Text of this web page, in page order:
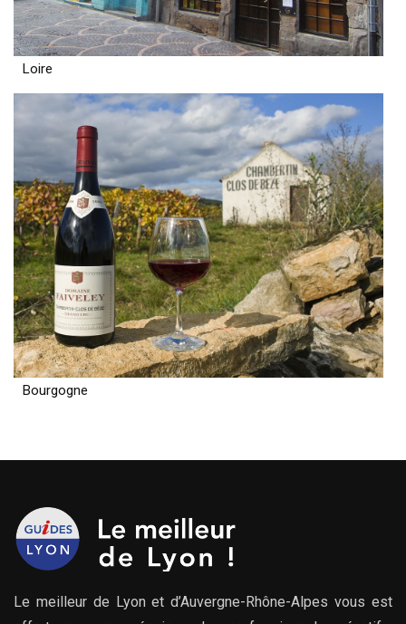
Loire
Bourgogne
Le meilleur de Lyon et d’Auvergne-Rhône-Alpes vous est